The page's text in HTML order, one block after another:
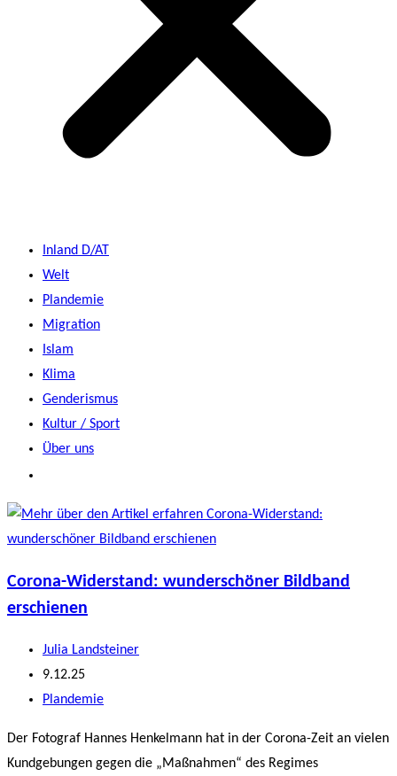
Inland D/AT
Welt
Plandemie
Migration
Islam
Klima
Genderismus
Kultur / Sport
Über uns
Corona-Widerstand: wunderschöner Bildband
erschienen
Beitrags-
Autor:
Julia Landsteiner
Beitrag
veröffentlicht:
9.12.25
Beitrags-
Plandemie
Der Fotograf Hannes Henkelmann hat in der Corona-Zeit an vielen
Kundgebungen gegen die „Maßnahmen“ des Regimes